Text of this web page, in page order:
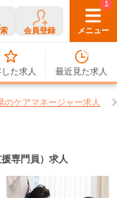
会員登録 メニュー
0
た求人
1
最近見た求人
のケアマネージャー求人
専門員）求人